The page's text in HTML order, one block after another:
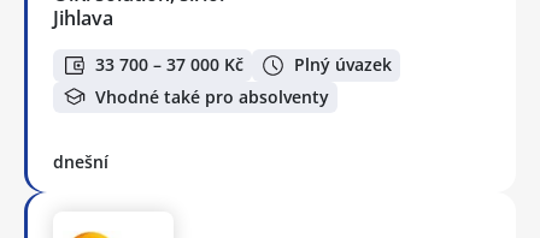
Jihlava
33 700 – 37 000 Kč
Plný úvazek
Vhodné také pro absolventy
dnešní